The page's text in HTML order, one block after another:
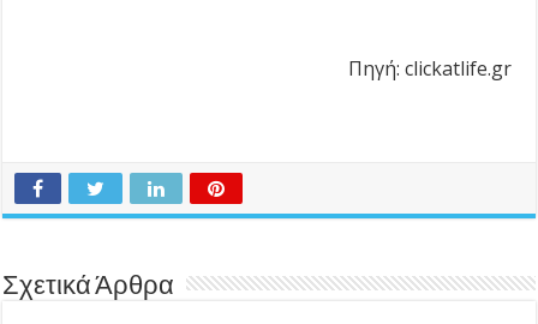
Πηγή: clickatlife.gr
Σχετικά Άρθρα